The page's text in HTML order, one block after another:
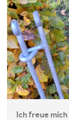
Ich freue